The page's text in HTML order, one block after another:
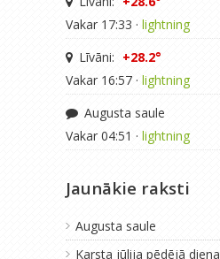
Vakar 17:33 · lightning
Līvāni: +28.2°
Vakar 16:57 · lightning
Augusta saule
Vakar 04:51 · lightning
Jaunākie raksti
Augusta saule
Karsta jūlija pēdējā diena